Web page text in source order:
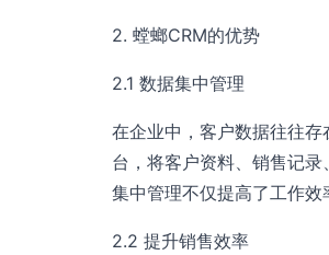
2. 螳螂CRM的优势
2.1 数据集中管理
在企业中，客户数据往往
台，将客户资料、销售记
集中管理不仅提高了工作效
2.2 提升销售效率